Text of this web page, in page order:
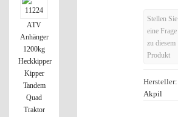
Stellen Sie
eine Frage
zu diesem
Produkt
Hersteller:
Akpil
ATV
Anhänger
1200kg
Heckkipper
Kipper
Tandem
Quad
Traktor